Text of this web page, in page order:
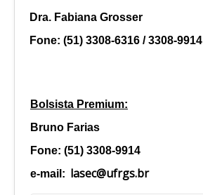
Dra. Fabiana Grosser
Fone: (51) 3308-6316 / 3308-9914
Bolsista Premium:
Bruno Farias
Fone: (51) 3308-9914
e-mail: lasec@ufrgs.br